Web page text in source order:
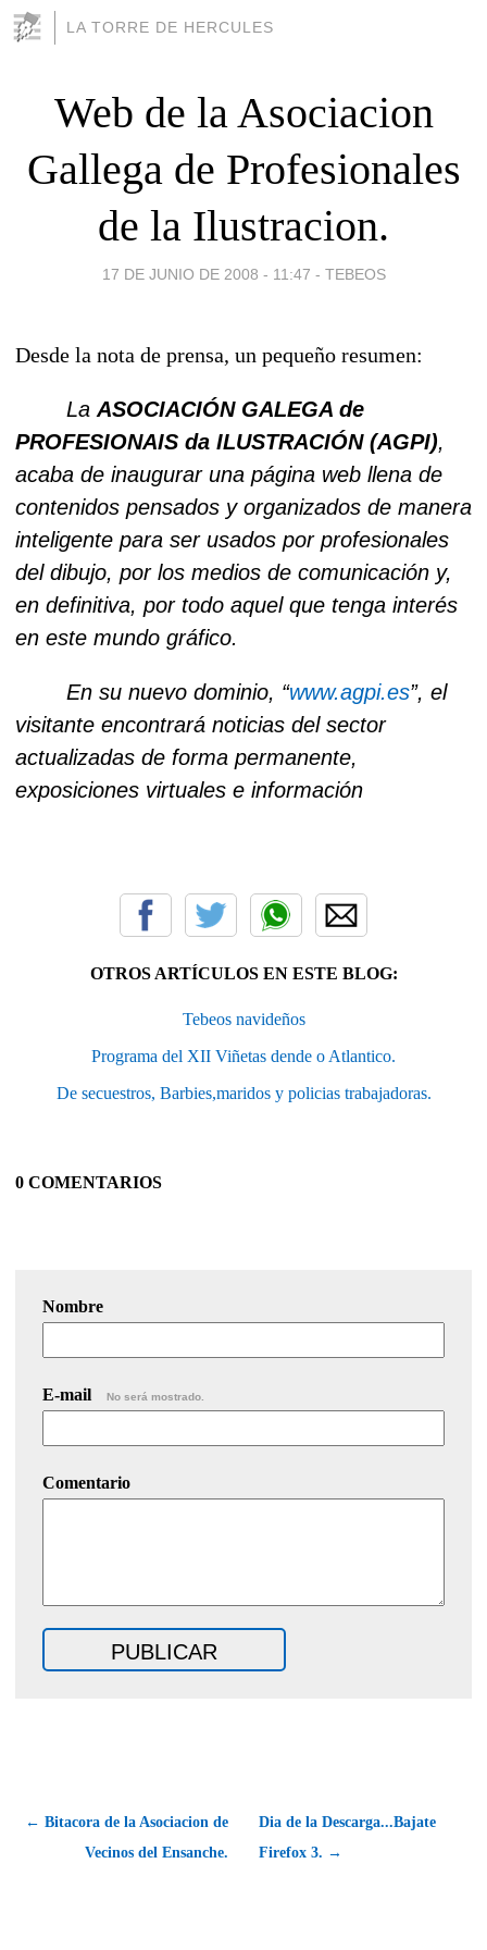
LA TORRE DE HERCULES
Web de la Asociacion
Gallega de Profesionales
de la Ilustracion.
17 DE JUNIO DE 2008 - 11:47 - TEBEOS
Desde la nota de prensa, un pequeño resumen:
LaASOCIACIÓN GALEGA de
PROFESIONAIS da ILUSTRACIÓN (AGPI),
acaba de inaugurar una página web llena de
contenidos pensados y organizados de manera
inteligente para ser usados por profesionales
del dibujo, por los medios de comunicación y,
en definitiva, por todo aquel que tenga interés
en este mundo gráfico.
En su nuevodominio, “www.agpi.es”, el
visitante encontrará noticias del sector
actualizadas de forma permanente,
exposiciones virtuales e información
OTROS ARTÍCULOS EN ESTE BLOG:
Tebeos navideños
Programa del XII Viñetas dende o Atlantico.
De secuestros, Barbies,maridos y policias trabajadoras.
0 COMENTARIOS
Nombre
E-mail No será mostrado.
Comentario
← Bitacora de la Asociacion de
Vecinos del Ensanche.
Dia de la Descarga...Bajate
Firefox 3. →